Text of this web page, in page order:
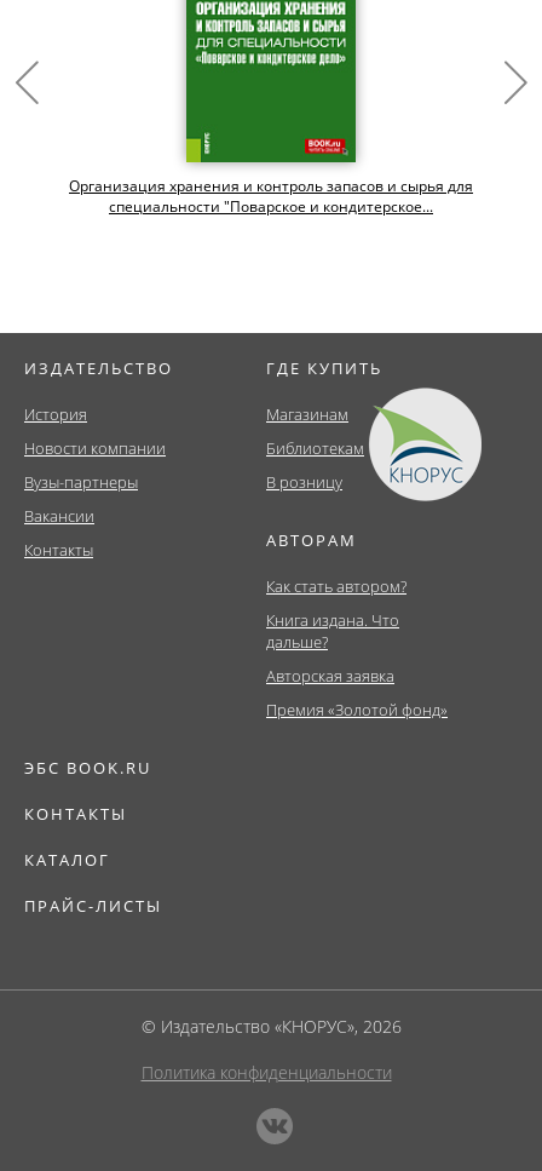
Организация хранения и контроль запасов и сырья для
специальности "Поварское и кондитерское...
ИЗДАТЕЛЬСТВО
История
Новости компании
Вузы-партнеры
Вакансии
Контакты
ГДЕ КУПИТЬ
Магазинам
Библиотекам
В розницу
АВТОРАМ
Как стать автором?
Книга издана. Что
дальше?
Авторская заявка
Премия «Золотой фонд»
ЭБС BOOK.RU
КОНТАКТЫ
КАТАЛОГ
ПРАЙС-ЛИСТЫ
© Издательство «КНОРУС», 2026
Политика конфиденциальности